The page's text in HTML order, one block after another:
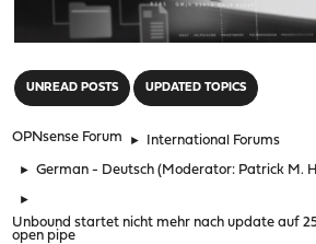
UNREAD POSTS UPDATED TOPICS
OPNsense Forum ► International Forums
► German - Deutsch (Moderator: Patrick M.
►
Unbound startet nicht mehr nach update auf
open pipe